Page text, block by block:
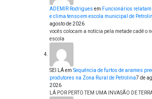
ADEMIR Rodrigues em Funcionários
e clima tenso em escola municipal de
agosto de 2026
vocês colocam a notícia pela metade cadê o
escola
SEI LÁem Sequência de furtos de arames
produtores na Zona Rural de Petrolina7 de
2026
LÁ POR PERTO TEM UMA INVASÃO DE